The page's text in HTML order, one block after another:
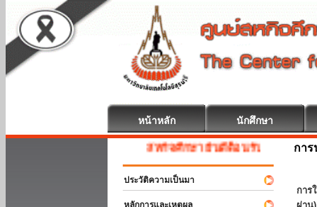
หน้าหลัก นักศึกษา
สหกิจศึกษา ยินดีต้อนรับ
ประวัติความเป็นมา
หลักการและเหตุผล
กา
การ